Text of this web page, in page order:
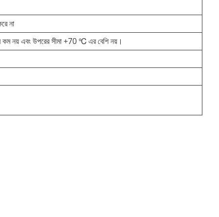
না
কম নয় এবং উপরের সীমা +70 ℃ এর বেশি নয়।